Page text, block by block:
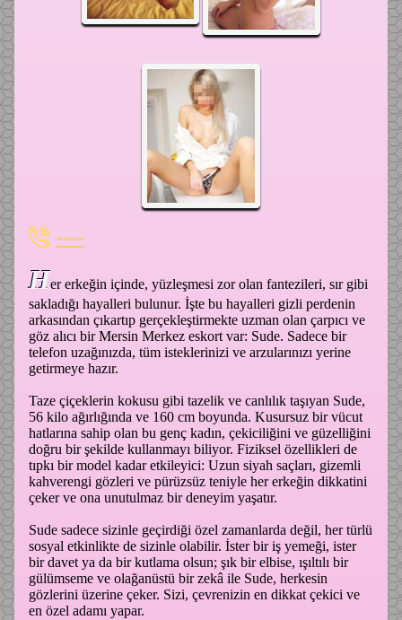
----
Her erkeğin içinde, yüzleşmesi zor olan fantezileri, sır gibi
sakladığı hayalleri bulunur. İşte bu hayalleri gizli perdenin
arkasından çıkartıp gerçekleştirmekte uzman olan çarpıcı ve
göz alıcı bir Mersin Merkez eskort var: Sude. Sadece bir
telefon uzağınızda, tüm isteklerinizi ve arzularınızı yerine
getirmeye hazır.
Taze çiçeklerin kokusu gibi tazelik ve canlılık taşıyan Sude,
56 kilo ağırlığında ve 160 cm boyunda. Kusursuz bir vücut
hatlarına sahip olan bu genç kadın, çekiciliğini ve güzelliğini
doğru bir şekilde kullanmayı biliyor. Fiziksel özellikleri de
tıpkı bir model kadar etkileyici: Uzun siyah saçları, gizemli
kahverengi gözleri ve pürüzsüz teniyle her erkeğin dikkatini
çeker ve ona unutulmaz bir deneyim yaşatır.
Sude sadece sizinle geçirdiği özel zamanlarda değil, her türlü
sosyal etkinlikte de sizinle olabilir. İster bir iş yemeği, ister
bir davet ya da bir kutlama olsun; şık bir elbise, ışıltılı bir
gülümseme ve olağanüstü bir zekâ ile Sude, herkesin
gözlerini üzerine çeker. Sizi, çevrenizin en dikkat çekici ve
en özel adamı yapar.